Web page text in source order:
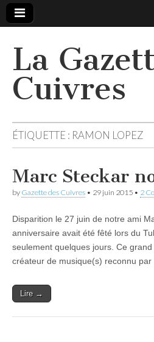
La
Cuivres
ÉTIQUETTE : RAMON LOPEZ
Marc Steckar
by Gazette des Cuivres • 29 juin 2015 • 2
Disparition le 27 juin de notre ami
anniversaire avait été fêté lors du
seulement quelques jours. Ce
créateur de musique(s) reconnu par
Lire →